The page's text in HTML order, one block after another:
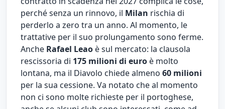
perché senza un rinnovo, il Milan rischia di
perderlo a zero tra un anno. Al momento, le
trattative per il suo prolungamento sono ferme.
Anche Rafael Leao è sul mercato: la clausola
rescissoria di 175 milioni di euro è molto
lontana, ma il Diavolo chiede almeno 60 milioni
per la sua cessione. Va notato che al momento
non ci sono molte richieste per il portoghese,